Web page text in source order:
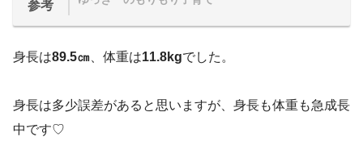
参考
身長は89.5㎝ 、体重は11.8kgでした。
身長は多少誤差があると思いますが、身長も体重も急成長
中です♡